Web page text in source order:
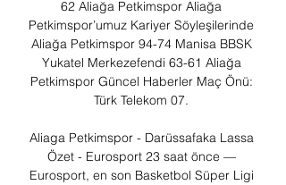
62 Aliağa Petkimspor Aliağa
Petkimspor’umuz Kariyer Söyleşilerinde
Aliağa Petkimspor 94-74 Manisa BBSK
Yukatel Merkezefendi 63-61 Aliağa
Petkimspor Güncel Haberler Maç Önü:
Türk Telekom 07.
Aliaga Petkimspor - Darüssafaka Lassa
Özet - Eurosport 23 saat önce —
Eurosport, en son Basketbol Süper Ligi